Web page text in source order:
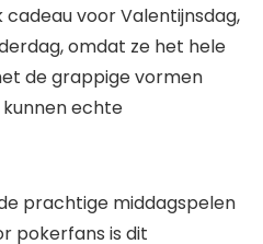
cadeau voor Valentijnsdag,
omdat ze het hele
de grappige vormen
echte
prachtige middagspelen
pokerfans is dit